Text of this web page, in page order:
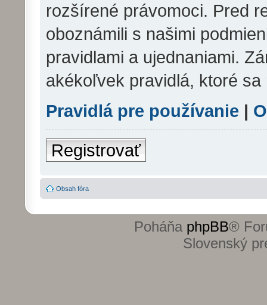
rozšírené právomoci. Pred
oboznámili s našimi
pravidlami a ujednaniami.
akékoľvek pravidlá, ktoré sa
Pravidlá pre používanie |
Registrovať
Obsah fóra
Poháňa phpBB®
Slovenský